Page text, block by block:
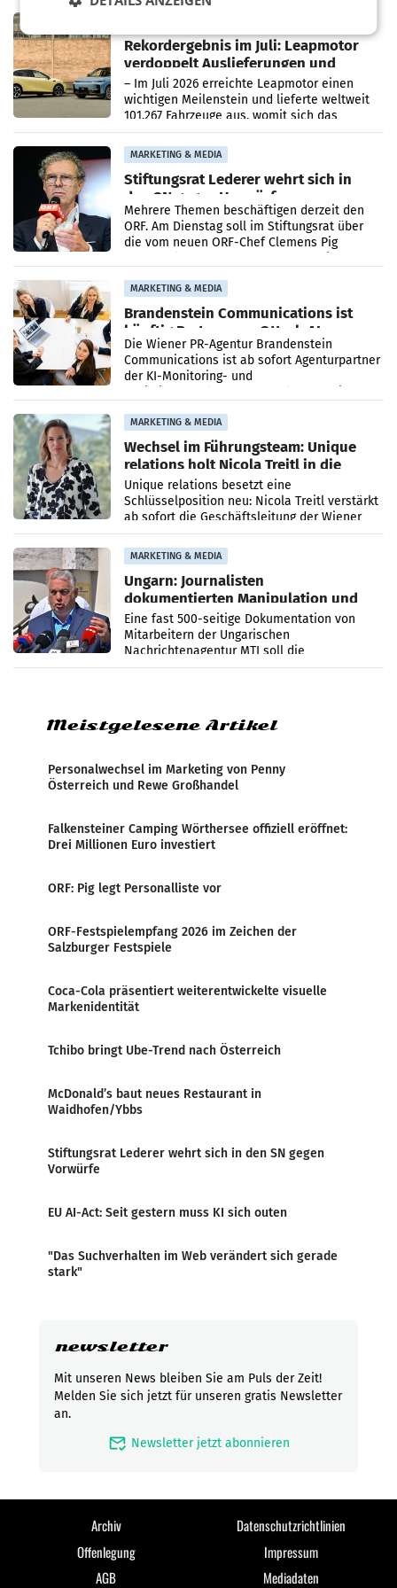
Bundeswettbewerbsbehörde und der
Rekordergebnis im Juli: Leapmotor
verdoppelt Auslieferungen und
überschreitet die 100.000er-Marke
– Im Juli 2026 erreichte Leapmotor einen
wichtigen Meilenstein und lieferte weltweit
101.267 Fahrzeuge aus, womit sich das
Ergebnis gegenüber Juli 2025 mehr als
verdoppelte (+102
MARKETING & MEDIA
Stiftungsrat Lederer wehrt sich in
den SN gegen Vorwürfe
Mehrere Themen beschäftigen derzeit den
ORF. Am Dienstag soll im Stiftungsrat über
die vom neuen ORF-Chef Clemens Pig
MARKETING & MEDIA
Brandenstein Communications ist
künftig Partner von OtterlyAI
Die Wiener PR-Agentur Brandenstein
Communications ist ab sofort Agenturpartner
der KI-Monitoring- und
MARKETING & MEDIA
Wechsel im Führungsteam: Unique
relations holt Nicola Treitl in die
Geschäftsleitung
Unique relations besetzt eine
Schlüsselposition neu: Nicola Treitl verstärkt
ab sofort die Geschäftsleitung der Wiener
PR-Agentur an der Seite von Josef Kalina und
Anna Kalina-Mahr.
MARKETING & MEDIA
Ungarn: Journalisten
dokumentierten Manipulation und
Zensur
Eine fast 500-seitige Dokumentation von
Mitarbeitern der Ungarischen
Nachrichtenagentur MTI soll die
systematische Nachrichten-Manipulation und
Meistgelesene Artikel
Personalwechsel im Marketing von Penny
Österreich und Rewe Großhandel
Falkensteiner Camping Wörthersee offiziell eröffnet:
Drei Millionen Euro investiert
ORF: Pig legt Personalliste vor
ORF-Festspielempfang 2026 im Zeichen der
Salzburger Festspiele
Coca-Cola präsentiert weiterentwickelte visuelle
Markenidentität
Tchibo bringt Ube-Trend nach Österreich
McDonald’s baut neues Restaurant in
Waidhofen/Ybbs
Stiftungsrat Lederer wehrt sich in den SN gegen
Vorwürfe
EU AI-Act: Seit gestern muss KI sich outen
"Das Suchverhalten im Web verändert sich gerade
stark"
newsletter
Mit unseren News bleiben Sie am Puls der Zeit!
Melden Sie sich jetzt für unseren gratis Newsletter
an.
mark_email_read Newsletter jetzt abonnieren
Archiv
Datenschutzrichtlinien
Offenlegung
Impressum
AGB
Mediadaten